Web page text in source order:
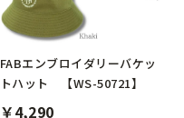
FABエンブロイダリーバケッ
トハット 【WS-50721】
￥4,290